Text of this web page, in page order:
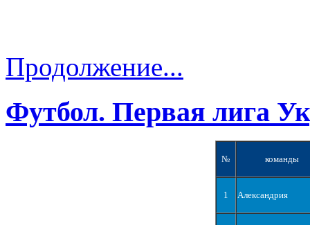
Продолжение...
Футбол. Первая лига
№ команды
1 Александрия